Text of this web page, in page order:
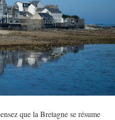
que la Bretagne se résume